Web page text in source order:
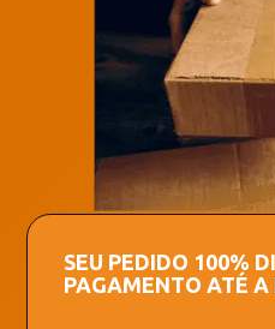
SEU PEDIDO 100%
PAGAMENTO ATÉ A